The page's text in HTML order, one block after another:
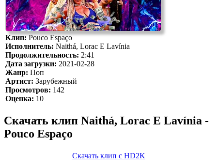
Клип:Pouco Espaço
Исполнитель: Naithá, Lorac E Lavínia
Продолжительность: 2:41
Дата загрузки: 2021-02-28
Жанр: Поп
Артист: Зарубежный
Просмотров: 142
Оценка: 10
Скачать клип Naithá, Lorac E Lavínia -
Pouco Espaço
Скачать клип с HD2K